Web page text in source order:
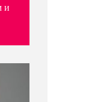
и